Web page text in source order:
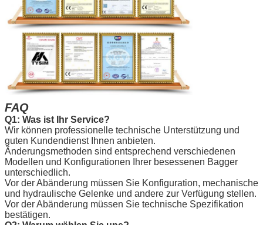
FAQ
Q1: Was ist Ihr Service?
Wir können professionelle technische Unterstützung und
guten Kundendienst Ihnen anbieten.
Änderungsmethoden sind entsprechend verschiedenen
Modellen und Konfigurationen Ihrer besessenen Bagger
unterschiedlich.
Vor der Abänderung müssen Sie Konfiguration, mechanische
und hydraulische Gelenke und andere zur Verfügung stellen.
Vor der Abänderung müssen Sie technische Spezifikation
bestätigen.